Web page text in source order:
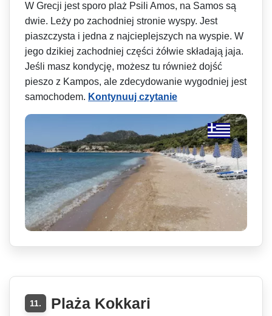
W Grecji jest sporo plaż Psili Amos, na Samos są
dwie. Leży po zachodniej stronie wyspy. Jest
piaszczysta i jedna z najcieplejszych na wyspie. W
jego dzikiej zachodniej części żółwie składają jaja.
Jeśli masz kondycję, możesz tu również dojść
pieszo z Kampos, ale zdecydowanie wygodniej jest
samochodem. Kontynuuj czytanie
11. Plaża Kokkari